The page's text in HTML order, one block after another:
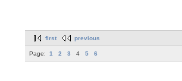
first previous
Page: 1 2 3 4 5 6